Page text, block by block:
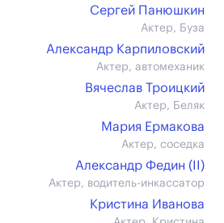
Сергей Панюшкин
Актер, Буза
Александр Карпиловский
Актер, автомеханик
Вячеслав Троицкий
Актер, Беляк
Мария Ермакова
Актер, соседка
Александр Федин (II)
Актер, водитель-инкассатор
Кристина Иванова